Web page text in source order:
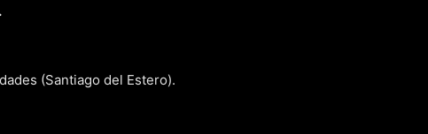
(Santiago del Estero).